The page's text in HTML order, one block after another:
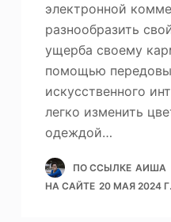
электронной
разнообразить
ущерба своему
помощью
искусственного
легко изменить
одеждой…
ПО ССЫЛКЕ АИША
НА САЙТЕ 20 МАЯ 2024 Г.